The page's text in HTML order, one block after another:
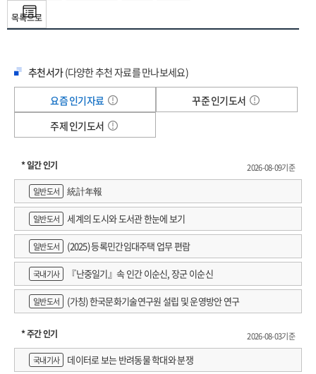
후기 우리는 항산을 위해 항심을 포기해야 하는가? 609
후주 625
찾아보기 682
전쟁에서 우위를 점할 것이라고 본다. 다른 한쪽에서는 중국의 성장이 과장되어
있으며, 정부 주도 투자와 과잉 생산, 기술 내재화의 한계가 결국 구조적 취약점으로
그리고 한국의 대응 전략』은 바로 이 엇갈린 평가가 맞서는 지점에서 출발한다.
2022년 전작 『반도체 삼국지』를 통해 동아시아 한중일 삼국의 반도체 산업사와
패권 경쟁을 기술 전략적 관점에서 풀어낸 권석준 교수는, 이 책에서 막연한 공포도
그리고 그 팽창이 얼마나 지속 가능할지를 정밀하게 추적한다.
이제 중국의 반도체와 AI는 몇몇 기업의 성장담이나 정부 지원 규모만으로 설명되지
않는다. 내수 시장 중심의 팽창, 군과 산업의 결합, 기술 자급화 전략, 미국의 제재와
그에 대응하는 중국식 우회 혁신, 그리고 반도체와 인공 지능이 맞물리며 형성되는
새로운 산업 지형 전체를 함께 보아야만 비로소 그 실체가 드러난다. 『차이나
반도체 라이징』은 이 복합적인 구조를 자본의 흐름, 공급망 재편, 기정학(技政學)
의 차원에서 분석하며, 중국 첨단 산업의 동력과 한계를 한 흐름 안에서 보여 준다.
정보의 홍수와 판단의 혼란에 더 깊이 침잠하기 전, 우리는 중국 반도체 산업이
실제로 어디까지 왔는지, 그리고 구조적으로 과연 어디까지 지속 가능한지 살펴볼
필요가 있다. 이는 단순히 반도체 산업에만 국한되는 것이 아니라 향후 반도체를
포함한 모든 제조업, 나아가 모든 분야에서 근본적인 변혁을 이끌 인공 지능 산업의
목록으로
추천서가(다양한 추천 자료를 만나보세요)
요즘 인기자료
꾸준 인기도서
주제 인기도서
* 일간 인기
2026-08-09기준
일반도서
統計年報
일반도서 세계의 도시와 도서관 한눈에 보기
일반도서 (2025) 등록민간임대주택 업무 편람
국내기사 『난중일기』속 인간 이순신, 장군 이순신
일반도서 (가칭) 한국문화기술연구원 설립 및 운영방안 연구
* 주간 인기
2026-08-03기준
국내기사
데이터로 보는 반려동물 학대와 분쟁